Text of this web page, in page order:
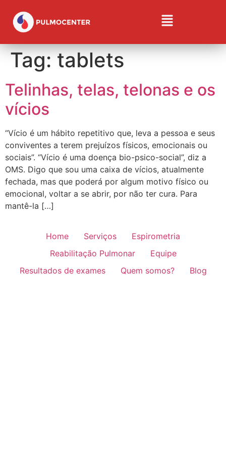
Tag:tablets
Telinhas, telas, telonas e os
vícios
“Vício é um hábito repetitivo que, leva a pessoa e seus
conviventes a terem prejuízos físicos, emocionais ou
sociais”. “Vício é uma doença bio-psico-social”, diz a
OMS. Digo que sou uma caixa de vícios, atualmente
fechada, mas que poderá por algum motivo físico ou
emocional, voltar a se abrir, por não ter cura. Para
mantê-la […]
Home Serviços
Espirometria
Reabilitação Pulmonar
Equipe
Resultados de exames
Quem somos? Blog